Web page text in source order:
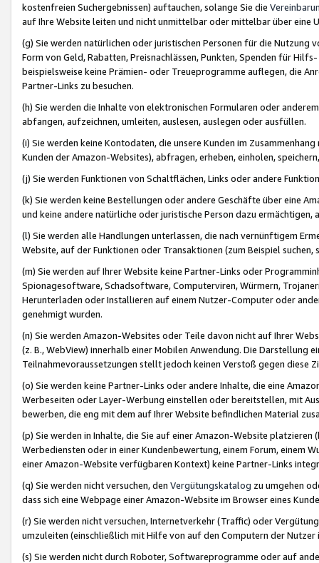
kostenfreien Suchergebnissen) auftauchen, solange Sie die
auf Ihre Website leiten und nicht unmittelbar oder mittelbar über eine
(g) Sie werden natürlichen oder juristischen Personen für die Nutzung
Form von Geld, Rabatten, Preisnachlässen, Punkten, Spenden für
beispielsweise keine Prämien- oder Treueprogramme auflegen, die
Partner-Links zu besuchen.
(h) Sie werden die Inhalte von elektronischen Formularen oder
abfangen, aufzeichnen, umleiten, auslesen, auslegen oder ausfüllen.
(i) Sie werden keine Kontodaten, die unsere Kunden im
Kunden der Amazon-Websites), abfragen, erheben, einholen,
(j) Sie werden Funktionen von Schaltflächen, Links oder andere
(k) Sie werden keine Bestellungen oder andere Geschäfte über eine
und keine andere natürliche oder juristische Person dazu
(l) Sie werden alle Handlungen unterlassen, die nach vernünftigem
Website, auf der Funktionen oder Transaktionen (zum Beispiel
(m) Sie werden auf Ihrer Website keine Partner-Links oder
Spionagesoftware, Schadsoftware, Computerviren, Würmern,
Herunterladen oder Installieren auf einem Nutzer-Computer oder
genehmigt wurden.
(n) Sie werden Amazon-Websites oder Teile davon nicht auf Ihrer
(z. B., WebView) innerhalb einer Mobilen Anwendung. Die Darstellung
Teilnahmevoraussetzungen stellt jedoch keinen Verstoß gegen diese
(o) Sie werden keine Partner-Links oder andere Inhalte, die eine
Werbeseiten oder Layer-Werbung einstellen oder bereitstellen, mit
bewerben, die eng mit dem auf Ihrer Website befindlichen Material
(p) Sie werden in Inhalte, die Sie auf einer Amazon-Website
Werbediensten oder in einer Kundenbewertung, einem Forum, einem
einer Amazon-Website verfügbaren Kontext) keine Partner-Links
(q) Sie werden nicht versuchen, den Vergütungskatalog zu umgehen
dass sich eine Webpage einer Amazon-Website im Browser eines
(r) Sie werden nicht versuchen, Internetverkehr (Traffic) oder
umzuleiten (einschließlich mit Hilfe von auf den Computern der
(s) Sie werden nicht durch Roboter, Softwareprogramme oder auf